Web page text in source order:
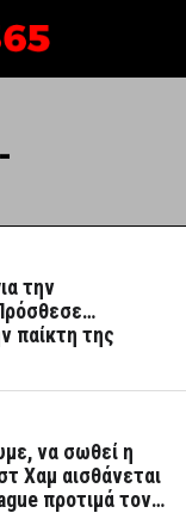
την
παίκτη της
να σωθεί η
Χαμ αισθάνεται
προτιμά τον…